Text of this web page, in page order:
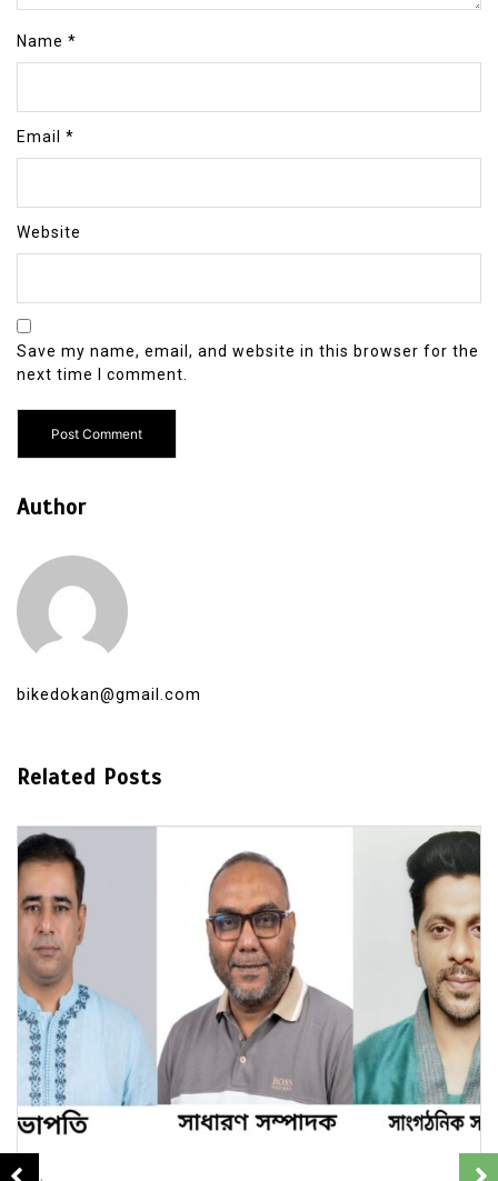
Name *
Email *
Website
Save my name, email, and website in this browser for the
next time I comment.
Author
bikedokan@gmail.com
Related Posts